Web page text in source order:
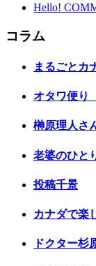
Hello!
コラム
まるごとカ
オタワ便り
榊原理人さ
老婆のひと
投稿千景
カナダで楽
ドクター杉